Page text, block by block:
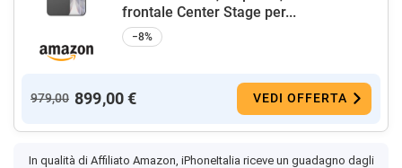
frontale Center Stage per...
−8%
979,00 899,00 € VEDI OFFERTA
In qualità di Affiliato Amazon, iPhoneItalia riceve un guadagno dagli